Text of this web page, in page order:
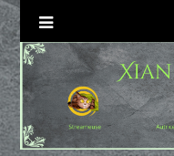
Skip
to
content
Xian
Autrice SFFF &